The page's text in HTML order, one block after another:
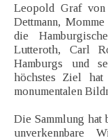
Leopold Graf
Dettmann,
die
Lutteroth, Carl
Hamburgs und
höchstes Ziel
monumentalen
Die Sammlung
unverkennbare